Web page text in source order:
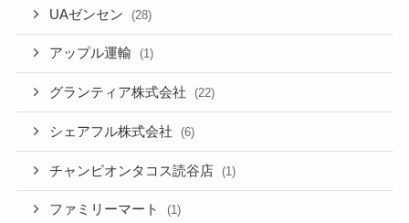
UAゼンセン (28)
アップル運輸 (1)
グランティア株式会社 (22)
シェアフル株式会社 (6)
チャンピオンタコス読谷店 (1)
ファミリーマート (1)